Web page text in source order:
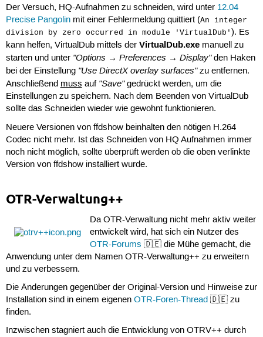
Der Versuch, HQ-Aufnahmen zu schneiden, wird unter 12.04
Precise Pangolinmit einer Fehlermeldung quittiert (An integer
division by zero occurred in module 'VirtualDub' ). Es
kann helfen, VirtualDub mittels der VirtualDub.exemanuell zu
starten und unter "Options → Preferences → Display"den Haken
bei der Einstellung "Use DirectX overlay surfaces"zu entfernen.
Anschließend muss auf "Save"gedrückt werden, um die
Einstellungen zu speichern. Nach dem Beenden von VirtualDub
sollte das Schneiden wieder wie gewohnt funktionieren.
Neuere Versionen von ffdshow beinhalten den nötigen H.264
Codec nicht mehr. Ist das Schneiden von HQ Aufnahmen immer
noch nicht möglich, sollte überprüft werden ob die oben verlinkte
Version von ffdshow installiert wurde.
OTR-Verwaltung++
Da OTR-Verwaltung nicht mehr aktiv weiter
entwickelt wird, hat sich ein Nutzer des
OTR-Forums 🇩🇪 die Mühe gemacht, die
Anwendung unter dem Namen OTR-Verwaltung++ zu erweitern
und zu verbessern.
Die Änderungen gegenüber der Original-Version und Hinweise zur
Installation sind in einem eigenen OTR-Foren-Thread🇩🇪 zu
finden.
Inzwischen stagniert auch die Entwicklung von OTRV++ durch